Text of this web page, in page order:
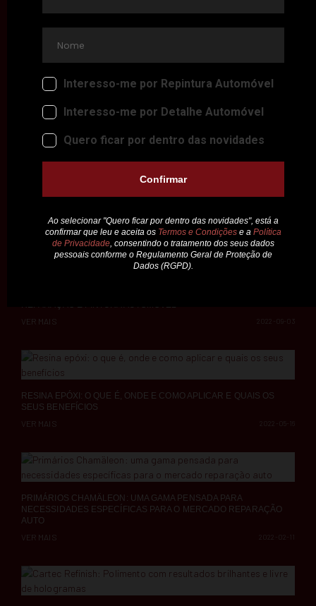
ANTES DE PINTAR A PÓ
2023-04-19
VER MAIS
COMO PREPARAR A CARROÇARIA ANTES DE PINTAR
2023-04-06
VER MAIS
2023-03-24
VER MAIS
REPARAÇÃO E PINTURA AUTOMÓVEL
VER MAIS
RESINA EPÓXI: O QUE É, ONDE E COMO APLICAR E QUAIS OS
SEUS BENEFÍCIOS
VER MAIS
PRIMÁRIOS CHAMÄLEON: UMA GAMA PENSADA PARA
NECESSIDADES ESPECÍFICAS PARA O MERCADO REPARAÇÃO
AUTO
VER MAIS